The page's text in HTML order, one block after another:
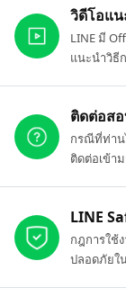
วิดีโอแน
LINE มี
แนะนำวิธี
ติดต่อส
กรณีที่ท่าน
ติดต่อเข้า
LINE
กฎการใช้
ปลอดภัยใ